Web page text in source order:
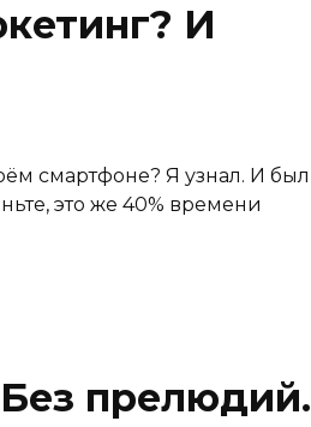
И
смартфоне? Я узнал. И был
это же 40% времени
прелюдий.